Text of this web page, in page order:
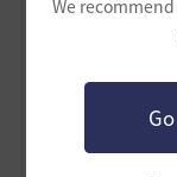
We
・月の血筋が
・派手な岩塩の
・深海の涙：42